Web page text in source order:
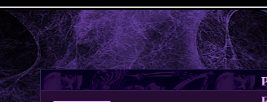
Jump to navigation
1/1. kép